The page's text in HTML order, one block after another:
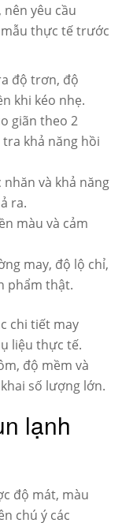
yêu cầu
thực tế trước
độ trơn, độ
khi kéo nhẹ.
giãn theo 2
khả năng hồi
và khả năng
ra.
màu và cảm
may, độ lộ chỉ,
phẩm thật.
chi tiết may
liệu thực tế.
độ mềm và
số lượng lớn.
lạnh
độ mát, màu
chú ý các